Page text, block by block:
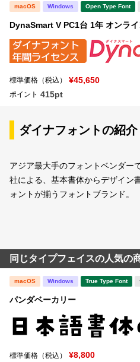
macOS Windows Open Type Font
DynaSmart V PC1台 1年 オンラ
標準価格（税込） ¥45,650
ポイント 415pt
ダイナフォントの紹介
アジア最大手のフォントベンダー
社による、基本書体からデザイン
ォントが揃うフォントブランド。
同じタイプフェイスの人気の
macOS Windows True Type Font
パンダベーカリー
標準価格（税込） ¥8,800